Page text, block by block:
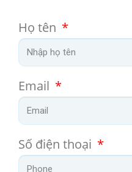
Họ tên
Email
Số điện thoại